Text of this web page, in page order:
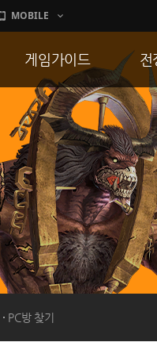
MOBILE
PC방 찾기
게임가이드
게임 특징
서버가이드
신병훈련소
세부가이드
통합보급센터
전
통
공